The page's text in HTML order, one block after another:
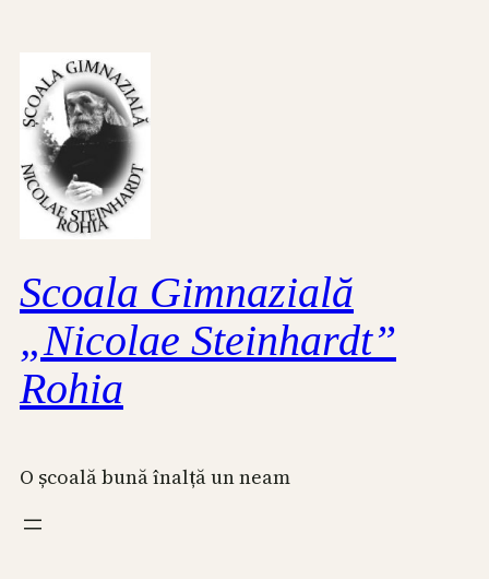
content
Scoala Gimnazială
„Nicolae Steinhardt”
Rohia
O școală bună înalță un neam